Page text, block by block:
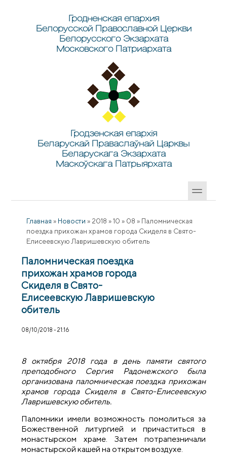
Гродненская епархия
Белорусской Православной Церкви
Белорусского Экзархата
Московского Патриархата
Гродзенская епархія
Беларускай Праваслаўнай Царквы
Беларускага Экзархата
Маскоўскага Патрыярхата
Главная » Новости » 2018 » 10 » 08 » Паломническая
поездка прихожан храмов города Скиделя в Свято-
Елисеевскую Лавришевскую обитель
Паломническая поездка
прихожан храмов города
Скиделя в Свято-
Елисеевскую Лавришевскую
обитель
08/10/2018 - 21:16
8 октября 2018 года в день памяти святого
преподобного Сергия Радонежского была
организована паломническая поездка прихожан
храмов города Скиделя в Свято-Елисеевскую
Лавришевскую обитель.
Паломники имели возможность помолиться за
Божественной литургией и причаститься в
монастырском храме. Затем потрапезничали
монастырской кашей на открытом воздухе.